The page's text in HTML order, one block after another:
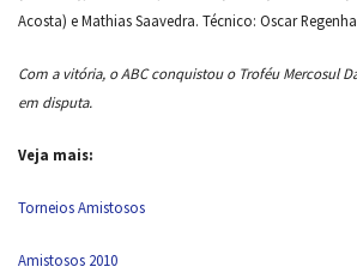
Acosta) e Mathias Saavedra. Técnico: Oscar
Com a vitória, o ABC conquistou o Troféu Mercosul
em disputa.
Veja mais:
Torneios Amistosos
Amistosos 2010